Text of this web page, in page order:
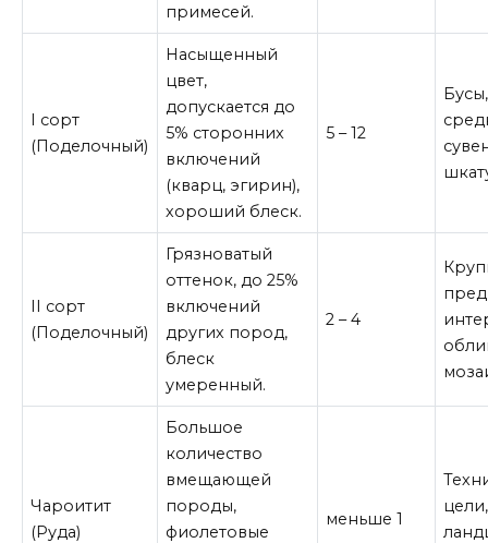
примесей.
I сорт
(Поделочный)
Насыщенный
цвет,
допускается до
5% сторонних
включений
(кварц, эгирин),
хороший блеск.
5 – 12
II сорт
(Поделочный)
Грязноватый
оттенок, до 25%
включений
других пород,
блеск
умеренный.
2 – 4
Чароитит
(Руда)
Большое
количество
вмещающей
породы,
фиолетовые
меньше 1